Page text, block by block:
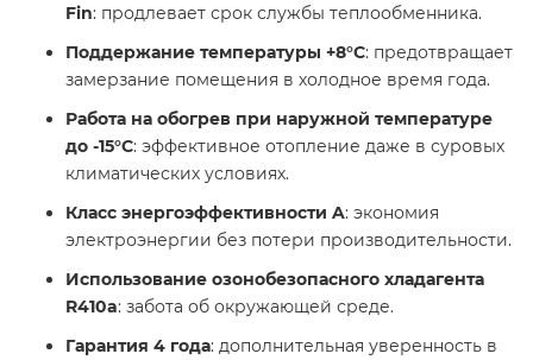
Fin: продлевает срок службы теплообменника.​
Поддержание температуры +8°C: предотвращает
замерзание помещения в холодное время года.​
Работа на обогрев при наружной температуре
до -15°C: эффективное отопление даже в суровых
климатических условиях.​
Класс энергоэффективности A: экономия
электроэнергии без потери производительности.​
Использование озонобезопасного хладагента
R410a: забота об окружающей среде.​
Гарантия 4 года: дополнительная уверенность в